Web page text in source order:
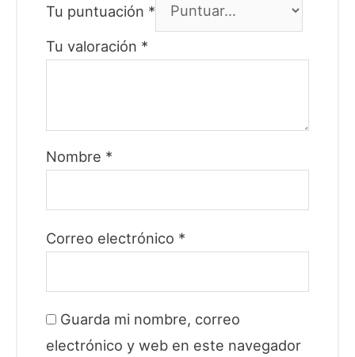
Tu puntuación *
Tu valoración *
Nombre *
Correo electrónico *
Guarda mi nombre, correo
electrónico y web en este navegador